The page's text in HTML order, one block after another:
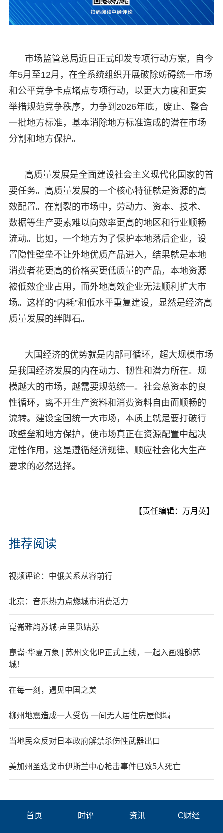
市场监管总局近日正式印发专项行动方案，自今
年5月至12月，在全系统组织开展破除妨碍统一市场
和公平竞争卡点堵点专项行动，以更大力度和更实
举措规范竞争秩序，力争到2026年底，废止、整合
一批地方标准，基本消除地方标准造成的潜在市场
分割和地方保护。
高质量发展是全面建设社会主义现代化国家的首
要任务。高质量发展的一个核心特征就是资源的高
效配置。在割裂的市场中，劳动力、资本、技术、
数据等生产要素难以向效率更高的地区和行业顺畅
流动。比如，一个地方为了保护本地落后企业，设
置隐性壁垒不让外地优质产品进入，结果就是本地
消费者花更高的价格买更低质量的产品，本地资源
被低效企业占用，而外地高效企业无法顺利扩大市
场。这样的“内耗”和低水平重复建设，显然是经济高
质量发展的绊脚石。
大国经济的优势就是内部可循环，超大规模市场
是我国经济发展的内在动力、韧性和潜力所在。规
模越大的市场，越需要规范统一。社会总资本的良
性循环，离不开生产资料和消费资料自由而顺畅的
流转。建设全国统一大市场，本质上就是要打破行
政壁垒和地方保护，使市场真正在资源配置中起决
定性作用，这是遵循经济规律、顺应社会化大生产
要求的必然选择。
【责任编辑：万月英】
推荐阅读
视频评论：中俄关系从容前行
北京：音乐热力点燃城市消费活力
崑崙雅韵苏城·声里觅姑苏
崑崙·华夏万象 | 苏州文化IP正式上线，一起入画雅韵苏
城！
在每一刻，遇见中国之美
柳州地震造成一人受伤 一间无人居住房屋倒塌
当地民众反对日本政府解禁杀伤性武器出口
美加州圣迭戈市伊斯兰中心枪击事件已致5人死亡
首页 时评 资讯 C财经